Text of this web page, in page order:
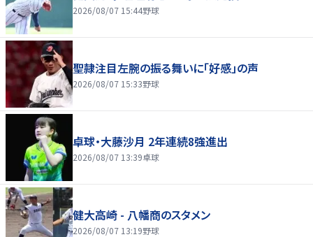
2026/08/07 15:44野球
聖隷注目左腕の振る舞いに「好感」の声
2026/08/07 15:33野球
卓球・大藤沙月 2年連続8強進出
2026/08/07 13:39卓球
健大高崎 - 八幡商のスタメン
2026/08/07 13:19野球